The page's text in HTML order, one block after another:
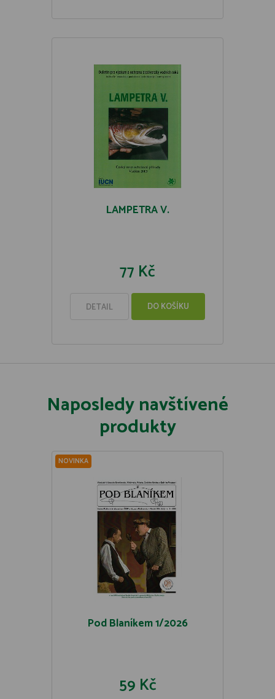
LAMPETRA V.
77 Kč
DETAIL DO KOŠÍKU
Naposledy navštívené
produkty
NOVINKA
Pod Blaníkem 1/2026
59 Kč